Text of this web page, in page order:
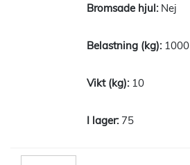
Nej
1000
10
75